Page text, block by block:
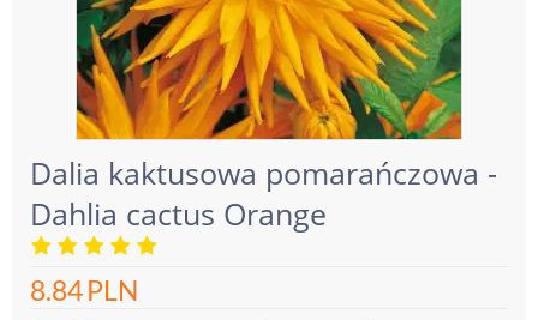
Dalia kaktusowa pomarańczowa -
Dahlia cactus Orange
8.84PLN